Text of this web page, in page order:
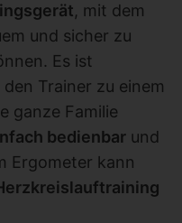
, mit dem
und sicher zu
Es ist
den Trainer zu einem
ganze Familie
bedienbar und
Ergometer kann